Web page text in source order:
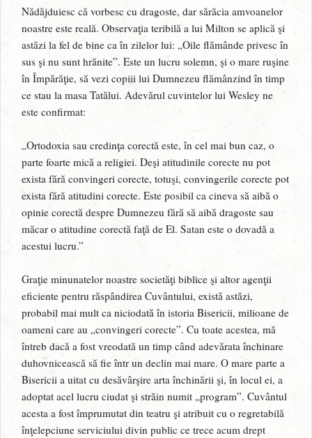
Nădăjduiesc că vorbesc cu dragoste, dar sărăcia amvoanelor
noastre este reală. Observaţia teribilă a lui Milton se aplică şi
astăzi la fel de bine ca în zilelor lui: „Oile flămânde privesc în
sus şi nu sunt hrănite”. Este un lucru solemn, şi o mare ruşine
în Împărăţie, să vezi copiii lui Dumnezeu flămânzind în timp
ce stau la masa Tatălui. Adevărul cuvintelor lui Wesley ne
este confirmat:
„Ortodoxia sau credinţa corectă este, în cel mai bun caz, o
parte foarte mică a religiei. Deşi atitudinile corecte nu pot
exista fără convingeri corecte, totuşi, convingerile corecte pot
exista fără atitudini corecte. Este posibil ca cineva să aibă o
opinie corectă despre Dumnezeu fără să aibă dragoste sau
măcar o atitudine corectă faţă de El. Satan este o dovadă a
acestui lucru.”
Graţie minunatelor noastre societăţi biblice şi altor agenţii
eficiente pentru răspândirea Cuvântului, există astăzi,
probabil mai mult ca niciodată în istoria Bisericii, milioane de
oameni care au „convingeri corecte”. Cu toate acestea, mă
întreb dacă a fost vreodată un timp când adevărata închinare
duhovnicească să fie într un declin mai mare. O mare parte a
Bisericii a uitat cu desăvârşire arta închinării şi, în locul ei, a
adoptat acel lucru ciudat şi străin numit „program”. Cuvântul
acesta a fost împrumutat din teatru şi atribuit cu o regretabilă
înţelepciune serviciului divin public ce trece acum drept